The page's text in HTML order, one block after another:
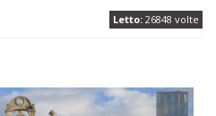
Letto: 26848 volte